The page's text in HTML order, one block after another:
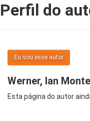
Perfil do
Eu sou esse autor
Werner, Ian
Esta página do autor